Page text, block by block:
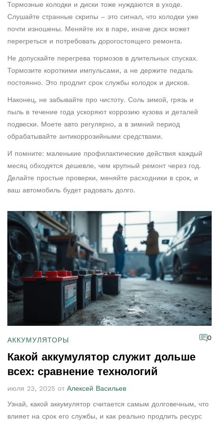
Тормозные колодки и диски тоже нуждаются в уходе.
Слушайте странные скрипы – это сигнал, что колодки уже
почти изношены. Меняйте их в паре, иначе диск может
перегреться и потребовать дорогостоящего ремонта.
Не допускайте перегрева тормозов в длительных спусках.
Тормозите короткими импульсами, а не держите педаль
постоянно. Это продлит срок службы колодок и дисков.
Наконец, не забывайте про чистоту. Соль зимой, грязь и
пыль в течение года ускоряют коррозию кузова и деталей
подвески. Моете авто регулярно, а в зимний период
обрабатывайте антикоррозийными средствами.
И помните: маленькие профилактические действия каждый
месяц обходятся дешевле, чем крупный ремонт через год.
Делайте простые проверки, меняйте расходники в срок, и
ваш автомобиль будет радовать долго.
АККУМУЛЯТОРЫ 0
Какой аккумулятор служит дольше
всех: сравнение технологий
июля 23, 2025 от Алексей Васильев
Узнай, какой аккумулятор считается самым долговечным, что
влияет на срок его службы, и как реально продлить ресурс